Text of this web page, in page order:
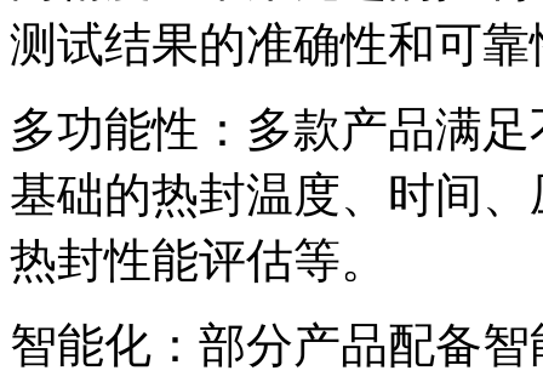
测试结果的准确性和可靠
多功能性：多款产品满
基础的热封温度、时间
热封性能评估等。
智能化：部分产品配备